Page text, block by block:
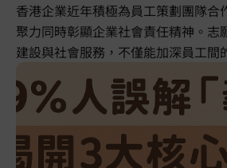
香港企業近年積極為員工策劃團隊合
聚力同時彰顯企業社會責任精神。志
建設與社會服務，不僅能加深員工間
讓團隊在跨文化交流中為社會出一分